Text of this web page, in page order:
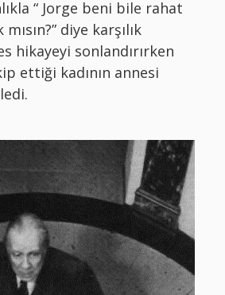
“ Jorge beni bile rahat
diye karşılık
hikayeyi sonlandırırken
ettiği kadının annesi